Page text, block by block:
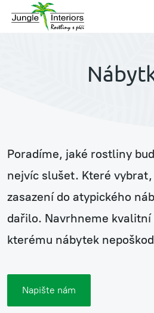
Poradíme, jaké rostliny
nejvíc slušet. Které
zasazení do atypického
dařilo. Navrhneme kvalitní
kterému nábytek
Napište nám